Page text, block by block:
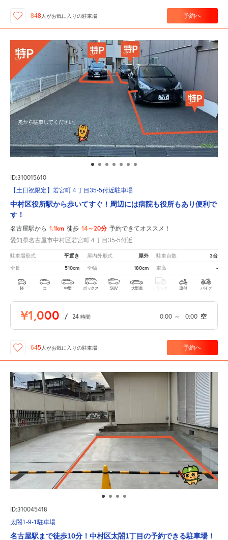
848 人がお気に入りの駐車場 予約へ
ID:310015610
【土日祝限定】若宮町４丁目35-5付近駐車場
中村区役所駅から歩いてすぐ！周辺には病院も役所もあり便利で
す！
名古屋駅から 1.1km 徒歩 14～20分 予約できてオススメ！
愛知県名古屋市中村区若宮町４丁目35-5付近
駐車場形式 平置き 屋内外形式 屋外 駐車台数 3台
全長 510cm 全幅 180cm 車高 -
軽 コ 中型 ボックス SUV 大型車 トラック 原付 バイク
¥1,000 / 24 時間 0:00 ～ 0:00 空
645 人がお気に入りの駐車場 予約へ
ID:310045418
太閤1-9-1駐車場
名古屋駅まで徒歩10分！中村区太閤1丁目の予約できる駐車場！